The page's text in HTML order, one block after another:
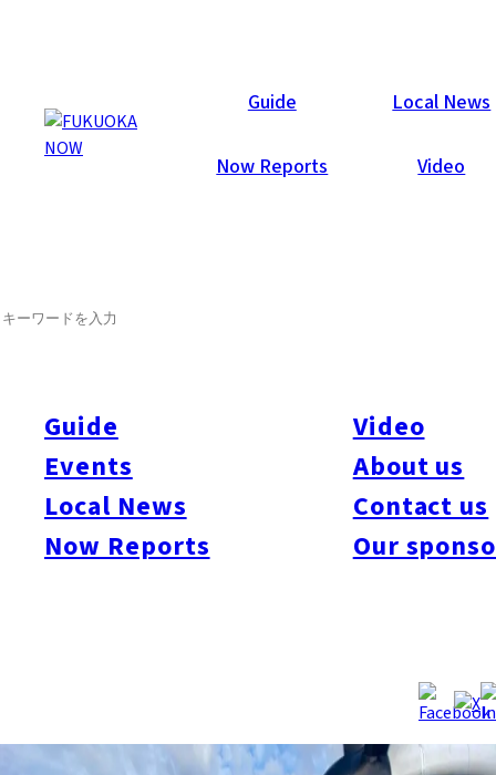
Guide Local News
Now Reports Video
Guide
Events
Local News
Now Reports
Video
About us
Contact us
Our
Now Reports
Go to GOTO!! 五島にGO！
時間が流れる離島にあるまち、五島市に行ってきた。
福岡にも美しい自然は多いが、多くの面積が国立公園に指定さ
で、日本国内では11番目に大きい島。福岡市（343.46km²）と
ほぼ変わらない大きさだ。